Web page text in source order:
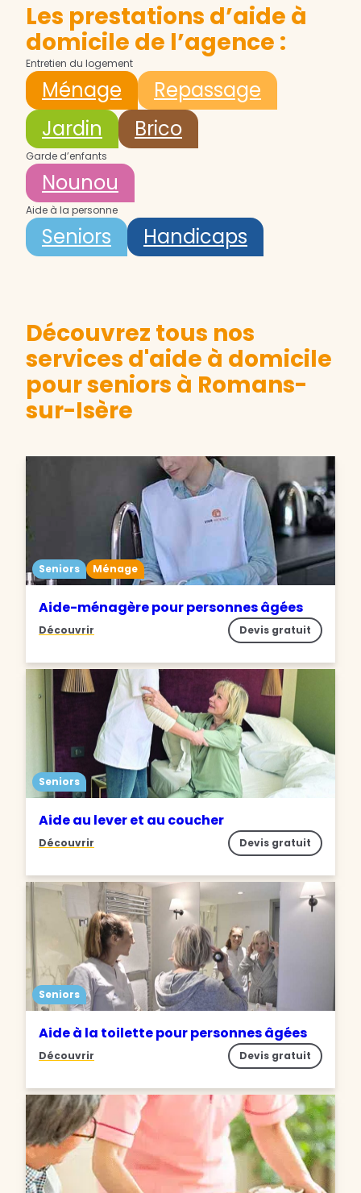
Les prestations d’aide à
domicile de l’agence :
Entretien du logement
Ménage
Repassage
Jardin
Brico
Garde d’enfants
Nounou
Aide à la personne
Seniors Handicaps
Découvrez tous nos
services d'aide à domicile
pour seniors à Romans-
sur-Isère
Seniors Ménage
Aide-ménagère pour personnes âgées
Découvrir Devis gratuit
Seniors
Aide au lever et au coucher
Découvrir Devis gratuit
Seniors
Aide à la toilette pour personnes âgées
Découvrir Devis gratuit